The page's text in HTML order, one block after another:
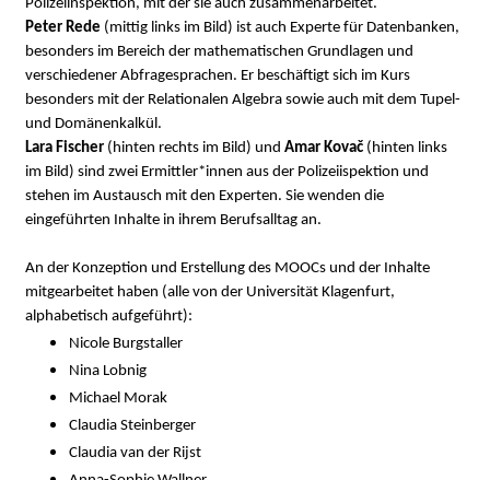
Polizeiinspektion, mit der sie auch zusammenarbeitet.
Peter Rede (mittig links im Bild) ist auch Experte für Datenbanken,
besonders im Bereich der mathematischen Grundlagen und
verschiedener Abfragesprachen. Er beschäftigt sich im Kurs
besonders mit der Relationalen Algebra sowie auch mit dem Tupel-
und Domänenkalkül.
Lara Fischer (hinten rechts im Bild) und Amar Kovač (hinten links
im Bild) sind zwei Ermittler*innen aus der Polizeiispektion und
stehen im Austausch mit den Experten. Sie wenden die
eingeführten Inhalte in ihrem Berufsalltag an.
An der Konzeption und Erstellung des MOOCs und der Inhalte
mitgearbeitet haben (alle von der Universität Klagenfurt,
alphabetisch aufgeführt):
Nicole Burgstaller
Nina Lobnig
Michael Morak
Claudia Steinberger
Claudia van der Rijst